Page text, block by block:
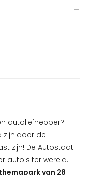
autoliefhebber?
zijn door de
zijn! De Autostadt
auto's ter wereld.
themapark van 28